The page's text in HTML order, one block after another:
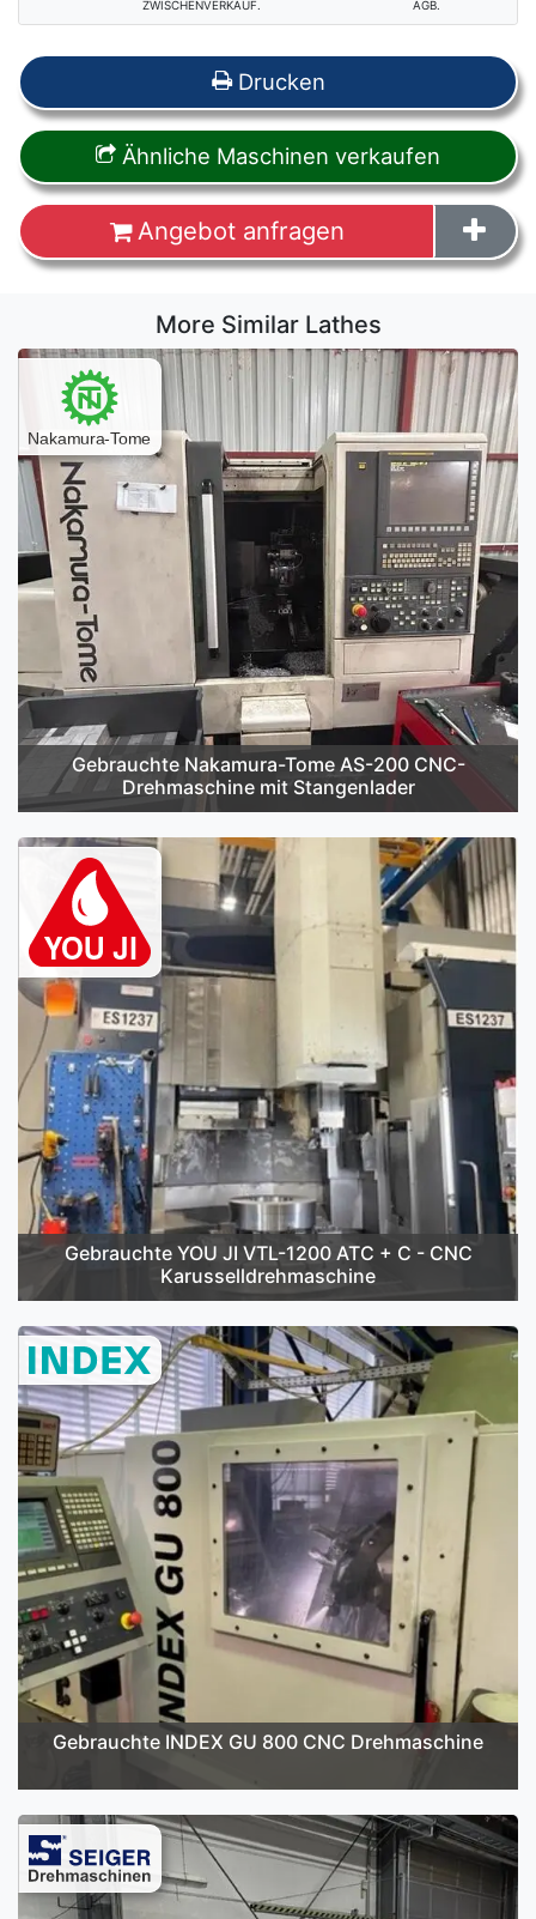
ZWISCHENVERKAUF. AGB.
Drucken
Ähnliche Maschinen verkaufen
Angebot anfragen
More Similar Lathes
Gebrauchte Nakamura-Tome AS-200 CNC-
Drehmaschine mit Stangenlader
Gebrauchte YOU JI VTL-1200 ATC + C - CNC
Karusselldrehmaschine
Gebrauchte INDEX GU 800 CNC Drehmaschine